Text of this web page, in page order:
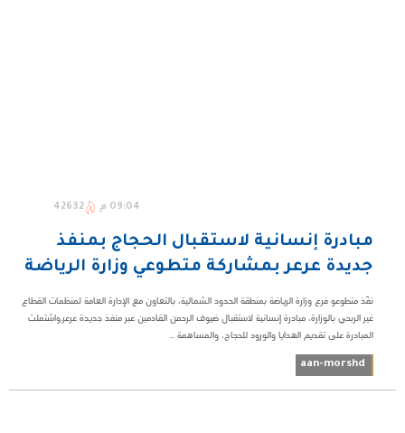
09:04 م 42632
مبادرة إنسانية لاستقبال الحجاج بمنفذ
جديدة عرعر بمشاركة متطوعي وزارة الرياضة
نفّذ متطوعو فرع وزارة الرياضة بمنطقة الحدود الشمالية، بالتعاون مع الإدارة العامة لمنظمات القطاع
غير الربحي بالوزارة، مبادرة إنسانية لاستقبال ضيوف الرحمن القادمين عبر منفذ جديدة عرعر.واشتملت
المبادرة على تقديم الهدايا والورود للحجاج، والمساهمة ...
aan-morshd